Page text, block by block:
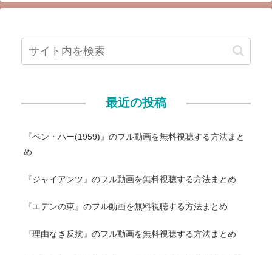
最近の投稿
『ベン・ハー(1959)』のフル動画を無料視聴する方法まと
め
『ジャイアンツ』のフル動画を無料視聴する方法まとめ
『エデンの東』のフル動画を無料視聴する方法まとめ
『理由なき反抗』のフル動画を無料視聴する方法まとめ